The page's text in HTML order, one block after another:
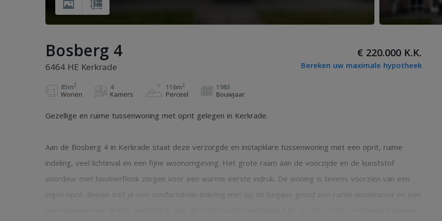
Bosberg 4
6464 HE Kerkrade
€ 220.000 K.K.
Bereken uw maximale hypotheek
85m2
Wonen
4
Kamers
116m2
Perceel
1983
Bouwjaar
Gezellige en ruime tussenwoning met oprit gelegen in Kerkrade.
Aan de Bosberg 4 in Kerkrade staat deze verzorgde en instapklare tussenwoning met een oprit, ruime
indeling, veel lichtinval en een fijne woonomgeving. Het grote raam aan de voorzijde en de kunststof
voordeur met houtnerflook zorgen voor een warme eerste indruk. De woning is tevens voorzien van een
eigen oprit. Binnen tref je een comfortabele indeling met op de begane grond een ruime woonkamer en een